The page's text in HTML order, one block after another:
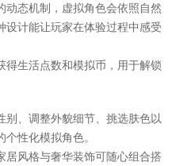
动态机制，虚拟角色会依照自然
设计能让玩家在体验过程中感受
得生活点数和模拟币，用于解锁
别、调整外貌细节、挑选肤色以
性化模拟角色。
居风格与奢华装饰可随心组合搭